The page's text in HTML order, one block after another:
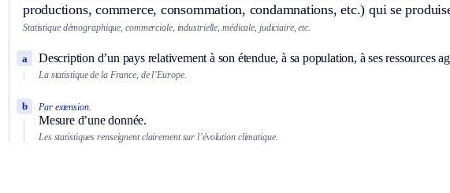
productions, commerce, consommation, condamnations, etc.) qui se
Statistique démographique, commerciale, industrielle, médicale, judiciaire, etc.
Description d’un pays relativement à son étendue, à sa population, à ses ressources
a
La statistique de la France, de l’Europe.
Par extension.
Mesure d’une donnée.
b
Les statistiques renseignent clairement sur l’évolution climatique.